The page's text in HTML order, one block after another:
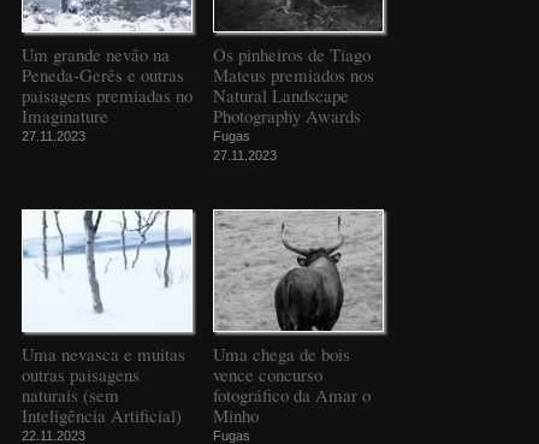
Um grande nevão na
Peneda-Gerês e outras
paisagens premiadas no
Imaginature
27.11.2023
Os pinheiros de Tiago
Mateus premiados nos
Natural Landscape
Photography Awards
Fugas
27.11.2023
Uma nevasca e muitas
outras paisagens
naturais (sem
Inteligência Artificial)
22.11.2023
Uma chega de bois
vence concurso
fotográfico da Amar o
Minho
Fugas